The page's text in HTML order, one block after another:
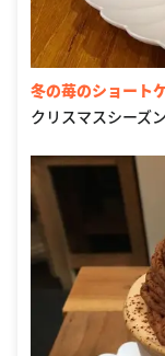
冬の苺のショート
クリスマスシーズ